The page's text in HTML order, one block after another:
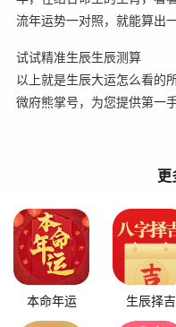
流年运势一对照，就能算出
试试精准生辰生辰测算
以上就是生辰大运怎么看的
微府熊掌号，为您提供第一手
更
本命年运 生辰择吉